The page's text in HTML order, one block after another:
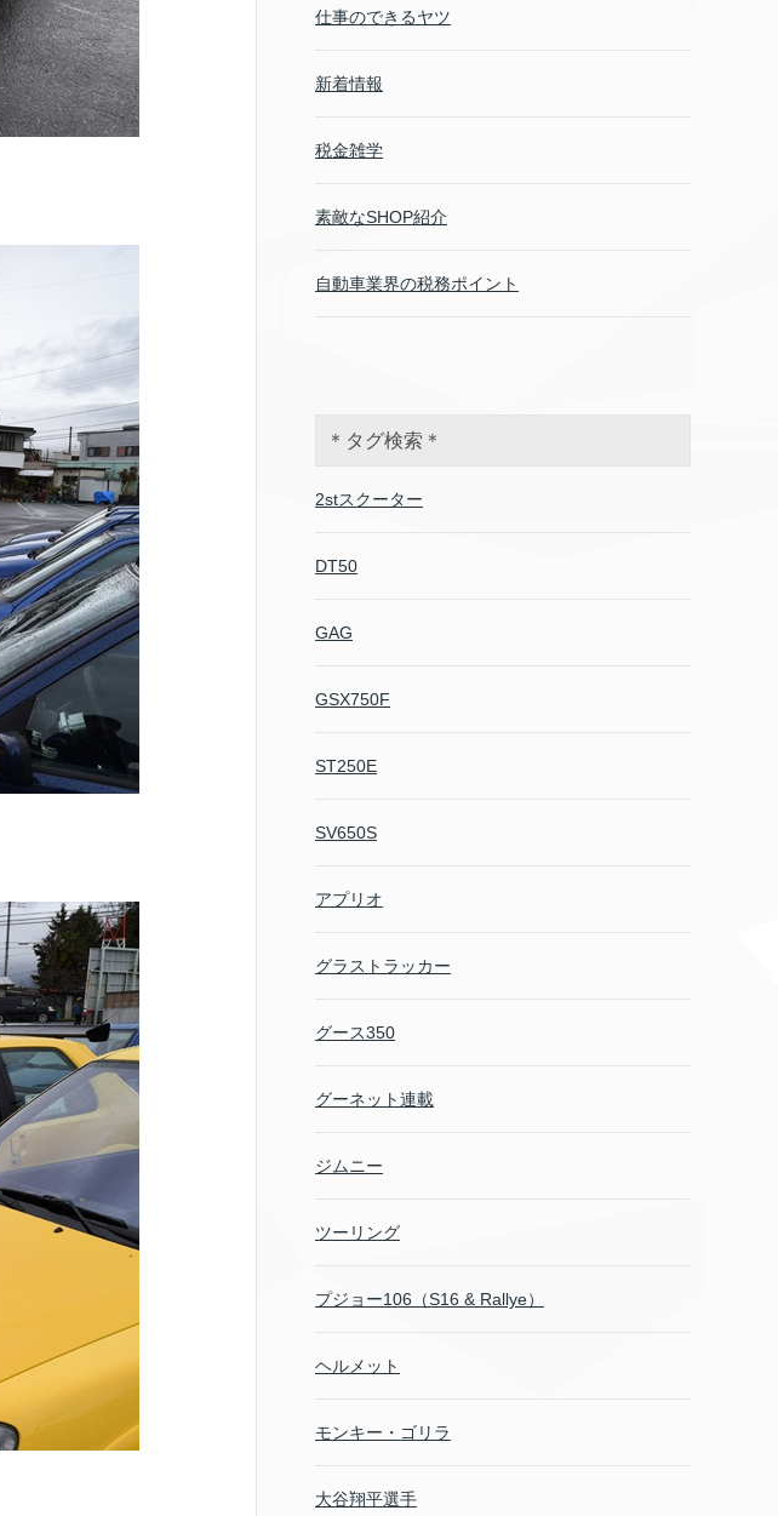
仕事のできるヤツ
新着情報
税金雑学
素敵なSHOP紹介
自動車業界の税務ポイント
＊タグ検索＊
2stスクーター
DT50
GAG
GSX750F
ST250E
SV650S
アプリオ
グラストラッカー
グース350
グーネット連載
ジムニー
ツーリング
プジョー106（S16 & Rallye）
ヘルメット
モンキー・ゴリラ
大谷翔平選手